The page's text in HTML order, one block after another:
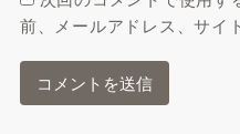
前、メールアドレス、サイ